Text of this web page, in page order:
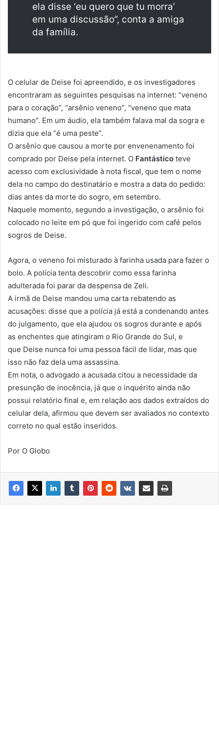
ela disse ‘eu quero que tu morra’
em uma discussão”, conta a amiga
da família.
O celular de Deise foi apreendido, e os investigadores
encontraram as seguintes pesquisas na internet: “veneno
para o coração”, “arsênio veneno”, “veneno que mata
humano”. Em um áudio, ela também falava mal da sogra e
dizia que ela “é uma peste”.
O arsênio que causou a morte por envenenamento foi
comprado por Deise pela internet. O Fantástico teve
acesso com exclusividade à nota fiscal, que tem o nome
dela no campo do destinatário e mostra a data do pedido:
dias antes da morte do sogro, em setembro.
Naquele momento, segundo a investigação, o arsênio foi
colocado no leite em pó que foi ingerido com café pelos
sogros de Deise.
Agora, o veneno foi misturado à farinha usada para fazer o
bolo. A polícia tenta descobrir como essa farinha
adulterada foi parar da despensa de Zeli.
A irmã de Deise mandou uma carta rebatendo as
acusações: disse que a polícia já está a condenando antes
do julgamento, que ela ajudou os sogros durante e após
as enchentes que atingiram o Rio Grande do Sul, e
que Deise nunca foi uma pessoa fácil de lidar, mas que
isso não faz dela uma assassina.
Em nota, o advogado a acusada citou a necessidade da
presunção de inocência, já que o inquérito ainda não
possui relatório final e, em relação aos dados extraídos do
celular dela, afirmou que devem ser avaliados no contexto
correto no qual estão inseridos.
Por O Globo